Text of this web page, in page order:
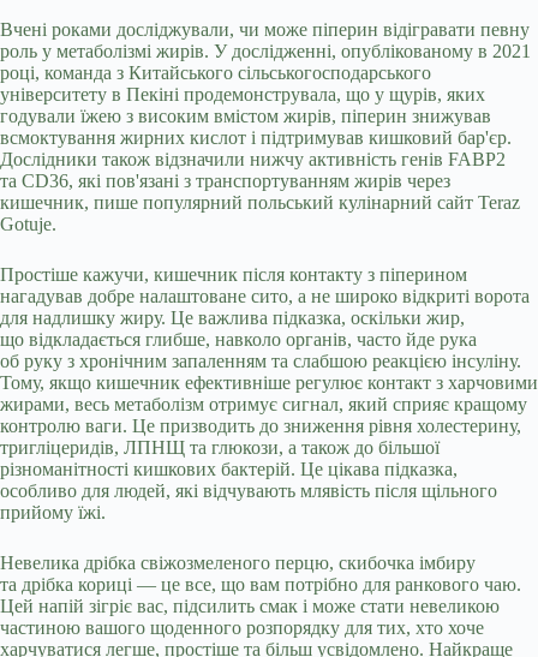
Вчені роками досліджували, чи може піперин відігравати певну
роль у метаболізмі жирів. У дослідженні, опублікованому в 2021
році, команда з Китайського сільськогосподарського
університету в Пекіні продемонструвала, що у щурів, яких
годували їжею з високим вмістом жирів, піперин знижував
всмоктування жирних кислот і підтримував кишковий бар'єр.
Дослідники також відзначили нижчу активність генів FABP2
та CD36, які пов'язані з транспортуванням жирів через
кишечник, пише популярний польський кулінарний сайт Teraz
Gotuje.
Простіше кажучи, кишечник після контакту з піперином
нагадував добре налаштоване сито, а не широко відкриті ворота
для надлишку жиру. Це важлива підказка, оскільки жир,
що відкладається глибше, навколо органів, часто йде рука
об руку з хронічним запаленням та слабшою реакцією інсуліну.
Тому, якщо кишечник ефективніше регулює контакт з харчовими
жирами, весь метаболізм отримує сигнал, який сприяє кращому
контролю ваги. Це призводить до зниження рівня холестерину,
тригліцеридів, ЛПНЩ та глюкози, а також до більшої
різноманітності кишкових бактерій. Це цікава підказка,
особливо для людей, які відчувають млявість після щільного
прийому їжі.
Невелика дрібка свіжозмеленого перцю, скибочка імбиру
та дрібка кориці — це все, що вам потрібно для ранкового чаю.
Цей напій зігріє вас, підсилить смак і може стати невеликою
частиною вашого щоденного розпорядку для тих, хто хоче
харчуватися легше, простіше та більш усвідомлено. Найкраще